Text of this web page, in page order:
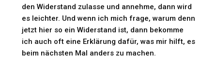
den Widerstand zulasse und annehme, dann wird
es leichter. Und wenn ich mich frage, warum denn
jetzt hier so ein Widerstand ist, dann bekomme
ich auch oft eine Erklärung dafür, was mir hilft, es
beim nächsten Mal anders zu machen.